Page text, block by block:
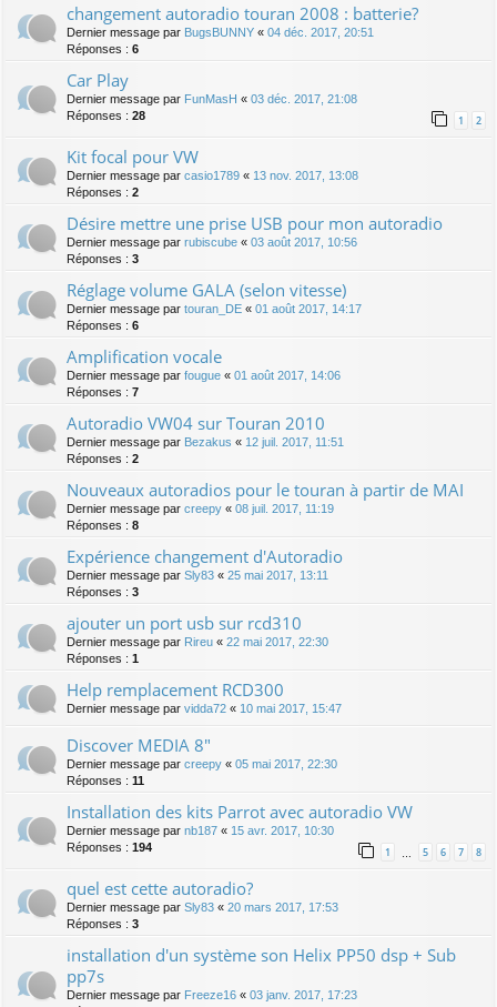
changement autoradio touran 2008 : batterie?
Dernier message par BugsBUNNY « 04 déc. 2017, 20:51
Réponses : 6
Car Play
Dernier message par FunMasH « 03 déc. 2017, 21:08
Réponses : 28 1 2
Kit focal pour VW
Dernier message par casio1789 « 13 nov. 2017, 13:08
Réponses : 2
Désire mettre une prise USB pour mon autoradio
Dernier message par rubiscube « 03 août 2017, 10:56
Réponses : 3
Réglage volume GALA (selon vitesse)
Dernier message par touran_DE « 01 août 2017, 14:17
Réponses : 6
Amplification vocale
Dernier message par fougue « 01 août 2017, 14:06
Réponses : 7
Autoradio VW04 sur Touran 2010
Dernier message par Bezakus « 12 juil. 2017, 11:51
Réponses : 2
Nouveaux autoradios pour le touran à partir de MAI
Dernier message par creepy « 08 juil. 2017, 11:19
Réponses : 8
Expérience changement d'Autoradio
Dernier message par Sly83 « 25 mai 2017, 13:11
Réponses : 3
ajouter un port usb sur rcd310
Dernier message par Rireu « 22 mai 2017, 22:30
Réponses : 1
Help remplacement RCD300
Dernier message par vidda72 « 10 mai 2017, 15:47
Discover MEDIA 8"
Dernier message par creepy « 05 mai 2017, 22:30
Réponses : 11
Installation des kits Parrot avec autoradio VW
Dernier message par nb187 « 15 avr. 2017, 10:30
Réponses : 194 1 … 5 6 7 8
quel est cette autoradio?
Dernier message par Sly83 « 20 mars 2017, 17:53
Réponses : 3
installation d'un système son Helix PP50 dsp + Sub
pp7s
Dernier message par Freeze16 « 03 janv. 2017, 17:23